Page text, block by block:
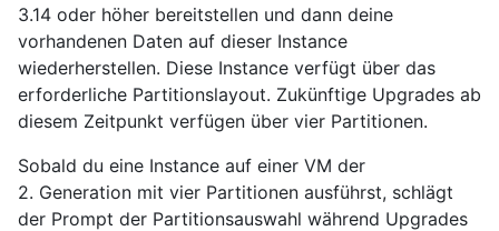
3.14 oder höher bereitstellen und dann deine
vorhandenen Daten auf dieser Instance
wiederherstellen. Diese Instance verfügt über das
erforderliche Partitionslayout. Zukünftige Upgrades ab
diesem Zeitpunkt verfügen über vier Partitionen.
Sobald du eine Instance auf einer VM der
2. Generation mit vier Partitionen ausführst, schlägt
der Prompt der Partitionsauswahl während Upgrades